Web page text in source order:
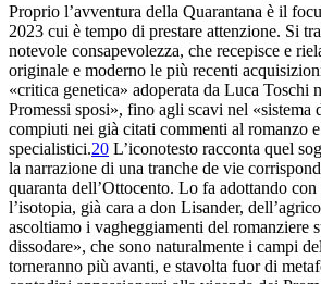
Proprio l’avventura della Quarantana è il
2023 cui è tempo di prestare attenzione. Si
notevole consapevolezza, che recepisce e
originale e moderno le più recenti
«critica genetica» adoperata da Luca Toschi
Promessi sposi», fino agli scavi nel «sistema
compiuti nei già citati commenti al romanzo e
specialistici.20 L’iconotesto racconta quel
la narrazione di una tranche de vie
quaranta dell’Ottocento. Lo fa adottando con
l’isotopia, già cara a don Lisander,
ascoltiamo i vagheggiamenti del romanziere
dissodare», che sono naturalmente i campi
torneranno più avanti, e stavolta fuor di